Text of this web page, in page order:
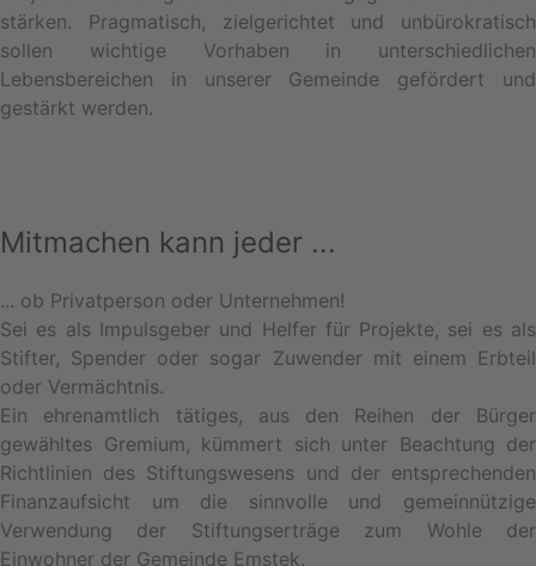
stärken. Pragmatisch, zielgerichtet und unbürokratisch
sollen wichtige Vorhaben in unterschiedlichen
Lebensbereichen in unserer Gemeinde gefördert und
gestärkt werden.
Mitmachen kann jeder ...
... ob Privatperson oder Unternehmen!
Sei es als Impulsgeber und Helfer für Projekte, sei es als
Stifter, Spender oder sogar Zuwender mit einem Erbteil
oder Vermächtnis.
Ein ehrenamtlich tätiges, aus den Reihen der Bürger
gewähltes Gremium, kümmert sich unter Beachtung der
Richtlinien des Stiftungswesens und der entsprechenden
Finanzaufsicht um die sinnvolle und gemeinnützige
Verwendung der Stiftungserträge zum Wohle der
Einwohner der Gemeinde Emstek.